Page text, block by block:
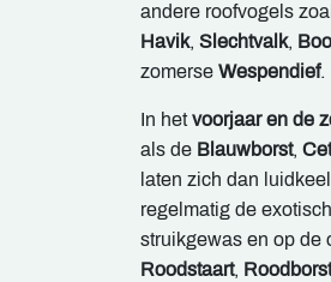
andere roofvogels
Havik, Slechtvalk,
zomerse Wespendief.
In hetvoorjaar en de
als de Blauwborst,
laten zich dan
regelmatig de
struikgewas en op de
Roodstaart,